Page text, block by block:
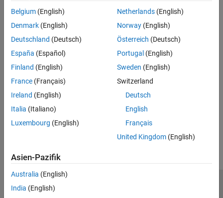
Methods
expand all
Public Methods
Version History
Introduced in R2006a
How useful was this information?
Belgium (English)
Denmark (English)
Deutschland (Deutsch)
España (Español)
Finland (English)
France (Français)
Ireland (English)
Italia (Italiano)
Luxembourg (English)
Netherlands(English)
Norway(English)
Österreich (Deutsch)
Portugal (English)
Sweden (English)
Switzerland
Deutsch
English
Français
United Kingdom(English)
Asien-Pazifik
Australia (English)
India (English)
Trust Center